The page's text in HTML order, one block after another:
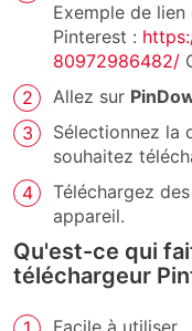
Exemple de
Pinterest :
80972986482/
Allez sur
Sélectionnez la
souhaitez
Téléchargez
appareil.
Qu'est-ce qui
téléchargeur
Facile à utiliser.